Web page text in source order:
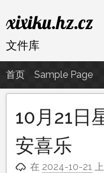
至
内
xixiku.hz.cz
文件库
首页 Sample Page
10月21日
安喜乐
在 2024-10-21